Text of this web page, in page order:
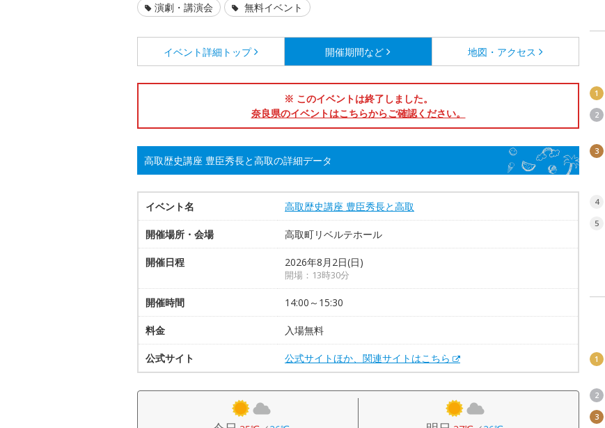
演劇・講演会 無料イベント
イベント詳細 トップ 開催期間など 地図・アクセス
※ このイベントは終了しました。
奈良県のイベントはこちらからご確認ください。
高取歴史講座 豊臣秀長と高取の詳細データ
イベント名 高取歴史講座 豊臣秀長と高取
開催場所・会場 高取町リベルテホール
開催日程 2026年8月2日(日)
開場：13時30分
開催時間 14:00～15:30
料金 入場無料
公式サイト 公式サイトほか、関連サイトはこちら
1
2
3
4
5
1
2
3